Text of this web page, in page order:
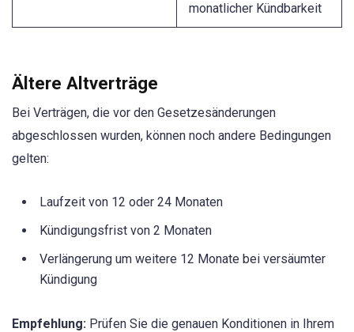
monatlicher Kündbarkeit
Ältere Altverträge
Bei Verträgen, die vor den Gesetzesänderungen
abgeschlossen wurden, können noch andere Bedingungen
gelten:
Laufzeit von 12 oder 24 Monaten
Kündigungsfrist von 2 Monaten
Verlängerung um weitere 12 Monate bei versäumter
Kündigung
Empfehlung: Prüfen Sie die genauen Konditionen in Ihrem